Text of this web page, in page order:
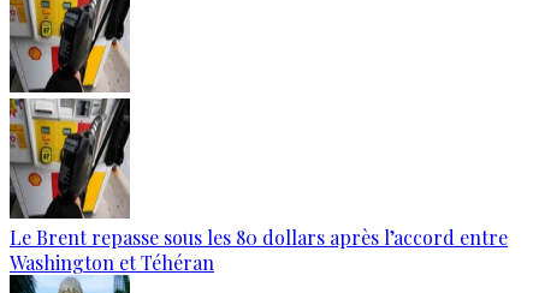
Le Brent repasse sous les 80 dollars après l’accord entre
Washington et Téhéran